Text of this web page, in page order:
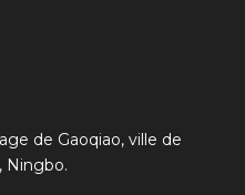
de Gaoqiao, ville de
Ningbo.